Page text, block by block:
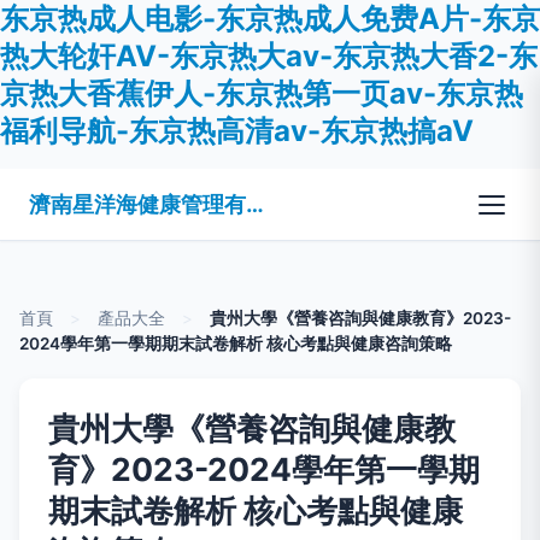
东京热成人电影-东京热成人免费A片-东京
热大轮奸AV-东京热大av-东京热大香2-东
京热大香蕉伊人-东京热第一页av-东京热
福利导航-东京热高清av-东京热搞aV
濟南星洋海健康管理有限公司
首頁 產品大全
貴州大學《營養咨詢與健康教育》2023-
2024學年第一學期期末試卷解析 核心考點與健康咨詢策略
貴州大學《營養咨詢與健康教
育》2023-2024學年第一學期
期末試卷解析 核心考點與健康